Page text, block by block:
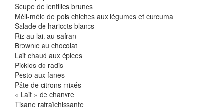
Soupe de lentilles brunes
Méli-mélo de pois chiches aux légumes et curcuma
Salade de haricots blancs
Riz au lait au safran
Brownie au chocolat
Lait chaud aux épices
Pickles de radis
Pesto aux fanes
Pâte de citrons mixés
« Lait » de chanvre
Tisane rafraîchissante